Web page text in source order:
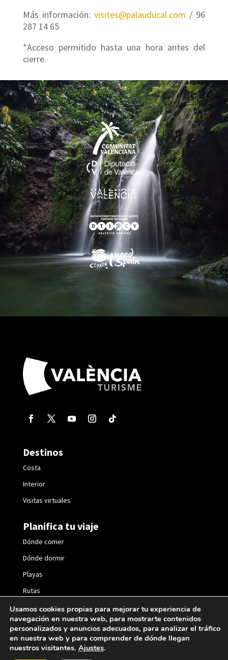
Más información: visites@palauducal.com / 96
287 14 65
*Acceso permitido hasta una hora antes del
cierre.
Destinos
Costa
Interior
Visitas virtuales
Planifica tu viaje
Dónde comer
Dónde dormir
Playas
Rutas
Fiestas
Usamos cookies propias para mejorar tu experiencia de
navegación en nuestra web, para mostrarte contenidos
personalizados y anuncios adecuados, para analizar el tráfico
en nuestra web y para comprender de dónde llegan
nuestros visitantes. Ajustes.